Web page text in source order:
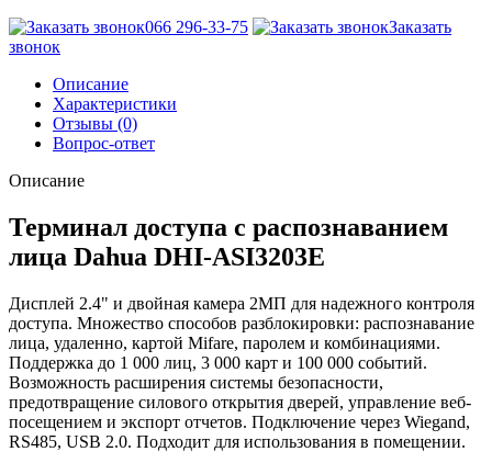
066 296-33-75
Заказать
звонок
Описание
Характеристики
Отзывы (0)
Вопрос-ответ
Описание
Терминал доступа с распознаванием
лица Dahua DHI-ASI3203E
Дисплей 2.4" и двойная камера 2МП для надежного контроля
доступа. Множество способов разблокировки: распознавание
лица, удаленно, картой Mifare, паролем и комбинациями.
Поддержка до 1 000 лиц, 3 000 карт и 100 000 событий.
Возможность расширения системы безопасности,
предотвращение силового открытия дверей, управление веб-
посещением и экспорт отчетов. Подключение через Wiegand,
RS485, USB 2.0. Подходит для использования в помещении.